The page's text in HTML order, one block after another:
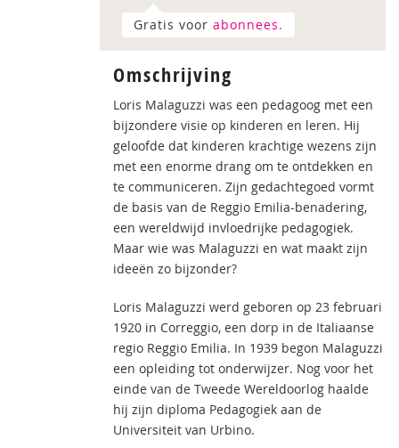
Gratis voor abonnees.
Omschrijving
Loris Malaguzzi was een pedagoog met een
bijzondere visie op kinderen en leren. Hij
geloofde dat kinderen krachtige wezens zijn
met een enorme drang om te ontdekken en
te communiceren. Zijn gedachtegoed vormt
de basis van de Reggio Emilia-benadering,
een wereldwijd invloedrijke pedagogiek.
Maar wie was Malaguzzi en wat maakt zijn
ideeën zo bijzonder?
Loris Malaguzzi werd geboren op 23 februari
1920 in Correggio, een dorp in de Italiaanse
regio Reggio Emilia. In 1939 begon Malaguzzi
een opleiding tot onderwijzer. Nog voor het
einde van de Tweede Wereldoorlog haalde
hij zijn diploma Pedagogiek aan de
Universiteit van Urbino.